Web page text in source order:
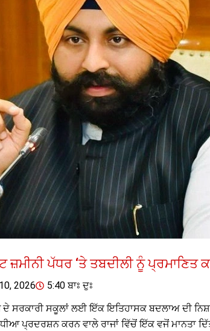
ਜ਼ਮੀਨੀ ਪੱਧਰ ‘ਤੇ ਤਬਦੀਲੀ ਨੂੰ ਪ੍ਰਮਾਣਿਤ
2026
5:40 ਬਾਃ ਦੁਃ
ਦੇ ਸਰਕਾਰੀ ਸਕੂਲਾਂ ਲਈ ਇੱਕ ਇਤਿਹਾਸਕ ਬਦਲਾਅ ਦੀ
ਪ੍ਰਦਰਸ਼ਨ ਕਰਨ ਵਾਲੇ ਰਾਜਾਂ ਵਿੱਚੋਂ ਇੱਕ ਵਜੋਂ ਮਾਨਤਾ